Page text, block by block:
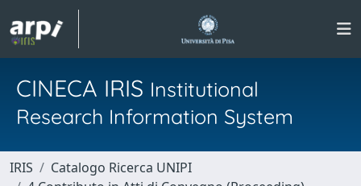
CINECA IRIS Institutional
Research Information System
IRIS
Catalogo Ricerca UNIPI